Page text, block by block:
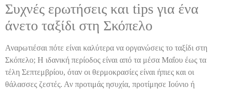
Συχνές ερωτήσεις και tips για ένα
άνετο ταξίδι στη Σκόπελο
Αναρωτιέσαι πότε είναι καλύτερα να οργανώσεις το ταξίδι στη
Σκόπελο; Η ιδανική περίοδος είναι από τα μέσα Μαΐου έως τα
τέλη Σεπτεμβρίου, όταν οι θερμοκρασίες είναι ήπιες και οι
θάλασσες ζεστές. Αν προτιμάς ησυχία, προτίμησε Ιούνιο ή